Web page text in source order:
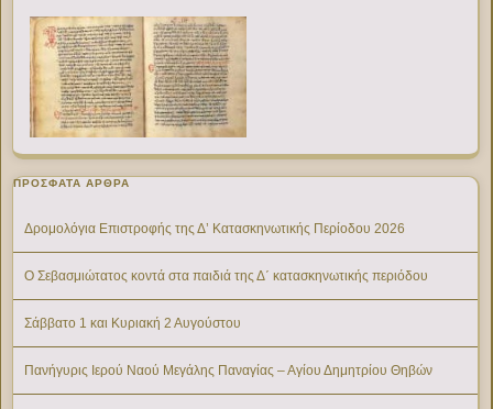
ΠΡΌΣΦΑΤΑ ΆΡΘΡΑ
Δρομολόγια Επιστροφής της Δ’ Κατασκηνωτικής Περίοδου 2026
Ο Σεβασμιώτατος κοντά στα παιδιά της Δ΄ κατασκηνωτικής περιόδου
Σάββατο 1 και Κυριακή 2 Αυγούστου
Πανήγυρις Ιερού Ναού Μεγάλης Παναγίας – Αγίου Δημητρίου Θηβών